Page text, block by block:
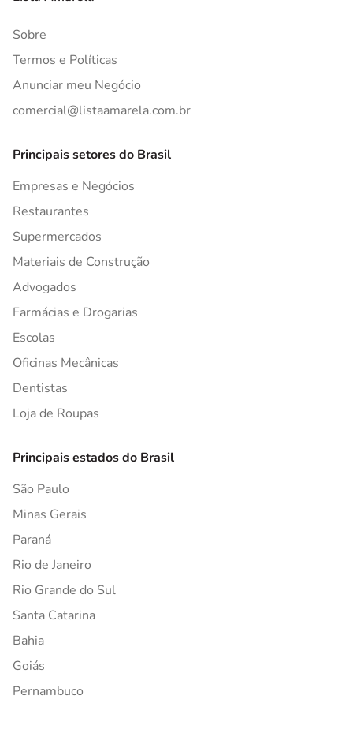
Sobre
Termos e Políticas
Anunciar meu Negócio
comercial@listaamarela.com.br
Principais setores do Brasil
Empresas e Negócios
Restaurantes
Supermercados
Materiais de Construção
Advogados
Farmácias e Drogarias
Escolas
Oficinas Mecânicas
Dentistas
Loja de Roupas
Principais estados do Brasil
São Paulo
Minas Gerais
Paraná
Rio de Janeiro
Rio Grande do Sul
Santa Catarina
Bahia
Goiás
Pernambuco